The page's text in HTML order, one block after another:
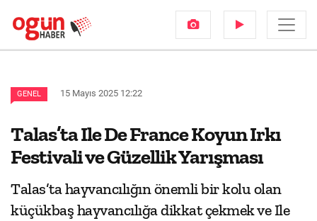
GENEL 15 Mayıs 2025 12:22
Talas’ta Ile De France Koyun Irkı
Festivali ve Güzellik Yarışması
Talas’ta hayvancılığın önemli bir kolu olan
küçükbaş hayvancılığa dikkat çekmek ve Ile